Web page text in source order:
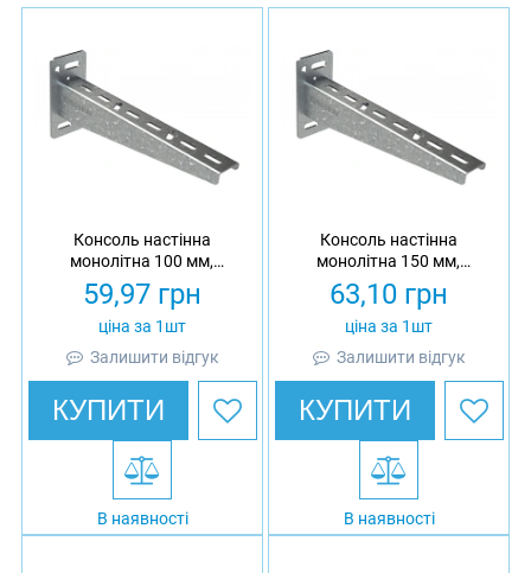
Консоль настінна
монолітна 100 мм,
товщина 1.5 мм,
оцинкована, Eurotray
59,97 грн
ціна за 1шт
Залишити відгук
КУПИТИ
В наявності
Консоль настінна
монолітна 150 мм,
товщина 1.5 мм,
оцинкована, Eurotray
63,10 грн
ціна за 1шт
Залишити відгук
КУПИТИ
В наявності